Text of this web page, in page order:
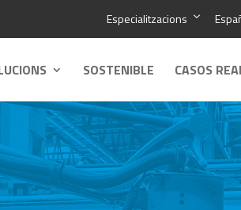
Especialitzacions
SOSTENIBLE CASOS